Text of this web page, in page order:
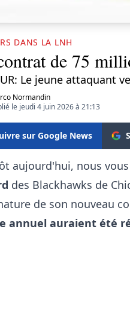
DANS LA LNH
de 75
Le jeune attaquant
Normandin
le jeudi 4 juin 2026 à 21:13
sur Google News
aujourd'hui, nous
des Blackhawks de
de son nouveau
annuel auraient été